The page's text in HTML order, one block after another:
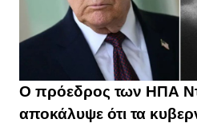
Ο πρόεδρος των ΗΠΑ
αποκάλυψε ότι τα